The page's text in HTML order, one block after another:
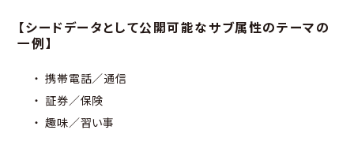
【シードデータとして公開可能なサブ属性のテーマの
一例】
携帯電話／通信
証券／保険
趣味／習い事